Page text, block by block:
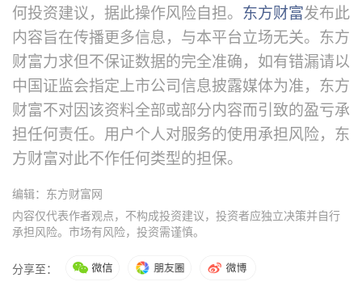
何投资建议，据此操作风险自担。 东方财富发布此
内容旨在传播更多信息，与本平台立场无关。东方
财富力求但不保证数据的完全准确，如有错漏请以
中国证监会指定上市公司信息披露媒体为准，东方
财富不对因该资料全部或部分内容而引致的盈亏承
担任何责任。用户个人对服务的使用承担风险，东
方财富对此不作任何类型的担保。
编辑：东方财富网
内容仅代表作者观点，不构成投资建议，投资者应独立决策并自行
承担风险。市场有风险，投资需谨慎。
分享至：